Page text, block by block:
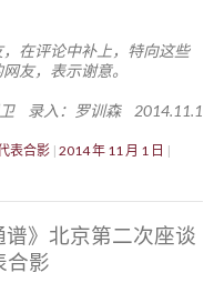
在评论中补上，特向这些
友，表示谢意。
卫 录入：罗训森 2014.11.1
表合影 2014 年 11 月 1 日
》北京第二次座谈
合影